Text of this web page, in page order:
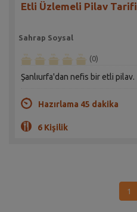
Etli Üzlemeli Pilav Tarifi
Sahrap Soysal
(0)
Şanlıurfa'dan nefis bir etli pilav.
Hazırlama 45 dakika
6 Kişilik
1